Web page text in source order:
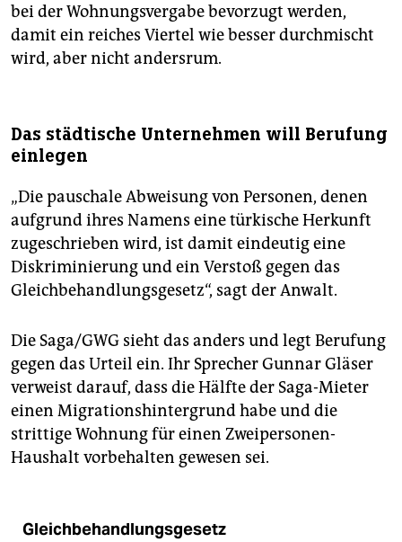
bei der Wohnungsvergabe bevorzugt werden,
damit ein reiches Viertel wie besser durchmischt
wird, aber nicht andersrum.
Das städtische Unternehmen will Berufung
einlegen
„Die pauschale Abweisung von Personen, denen
aufgrund ihres Namens eine türkische Herkunft
zugeschrieben wird, ist damit eindeutig eine
Diskriminierung und ein Verstoß gegen das
Gleichbehandlungsgesetz“, sagt der Anwalt.
Die Saga/GWG sieht das anders und legt Berufung
gegen das Urteil ein. Ihr Sprecher Gunnar Gläser
verweist darauf, dass die Hälfte der Saga-Mieter
einen Migrationshintergrund habe und die
strittige Wohnung für einen Zweipersonen-
Haushalt vorbehalten gewesen sei.
Gleichbehandlungsgesetz